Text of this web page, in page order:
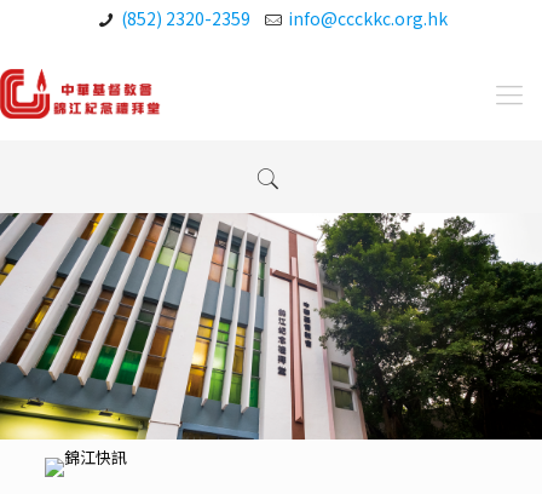
(852) 2320-2359 info@ccckkc.org.hk